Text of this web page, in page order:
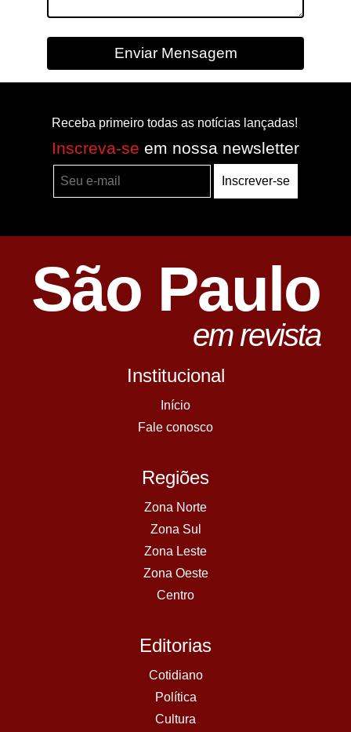
Enviar Mensagem
Receba primeiro todas as notícias lançadas!
Inscreva-se em nossa newsletter
Inscrever-se
São Paulo
em revista
Institucional
Início
Fale conosco
Regiões
Zona Norte
Zona Sul
Zona Leste
Zona Oeste
Centro
Editorias
Cotidiano
Política
Cultura